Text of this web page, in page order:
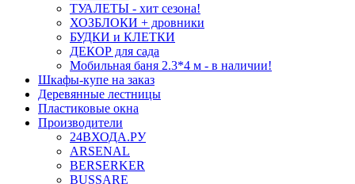
ТУАЛЕТЫ - хит сезона!
ХОЗБЛОКИ + дровники
БУДКИ и КЛЕТКИ
ДЕКОР для сада
Мобильная баня 2.3*4 м - в наличии!
Шкафы-купе на заказ
Деревянные лестницы
Пластиковые окна
Производители
24ВХОДА.РУ
ARSENAL
BERSERKER
BUSSARE